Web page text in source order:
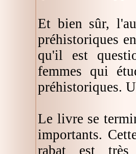
Et bien sûr,
préhistoriques
qu'il est
femmes qui
préhistoriques.
Le livre se
importants.
rabat est